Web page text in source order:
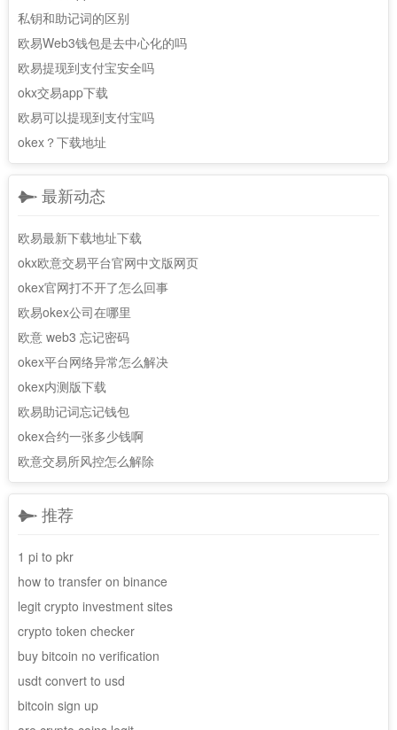
私钥和助记词的区别
欧易Web3钱包是去中心化的吗
欧易提现到支付宝安全吗
okx交易app下载
欧易可以提现到支付宝吗
okex？下载地址
最新动态
欧易最新下载地址下载
okx欧意交易平台官网中文版网页
okex官网打不开了怎么回事
欧易okex公司在哪里
欧意 web3 忘记密码
okex平台网络异常怎么解决
okex内测版下载
欧易助记词忘记钱包
okex合约一张多少钱啊
欧意交易所风控怎么解除
推荐
1 pi to pkr
how to transfer on binance
legit crypto investment sites
crypto token checker
buy bitcoin no verification
usdt convert to usd
bitcoin sign up